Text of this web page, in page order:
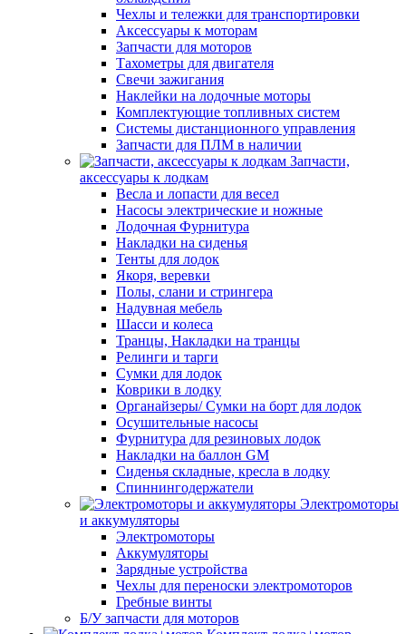
Чехлы и тележки для транспортировки
Аксессуары к моторам
Запчасти для моторов
Тахометры для двигателя
Свечи зажигания
Наклейки на лодочные моторы
Комплектующие топливных систем
Системы дистанционного управления
Запчасти для ПЛМ в наличии
Запчасти,
аксессуары к лодкам
Весла и лопасти для весел
Насосы электрические и ножные
Лодочная Фурнитура
Накладки на сиденья
Тенты для лодок
Якоря, веревки
Полы, слани и стрингера
Надувная мебель
Шасси и колеса
Транцы, Накладки на транцы
Релинги и тарги
Сумки для лодок
Коврики в лодку
Органайзеры/ Сумки на борт для лодок
Осушительные насосы
Фурнитура для резиновых лодок
Накладки на баллон GM
Сиденья складные, кресла в лодку
Спиннингодержатели
Электромоторы
и аккумуляторы
Электромоторы
Аккумуляторы
Зарядные устройства
Чехлы для переноски электромоторов
Гребные винты
Б/У запчасти для моторов